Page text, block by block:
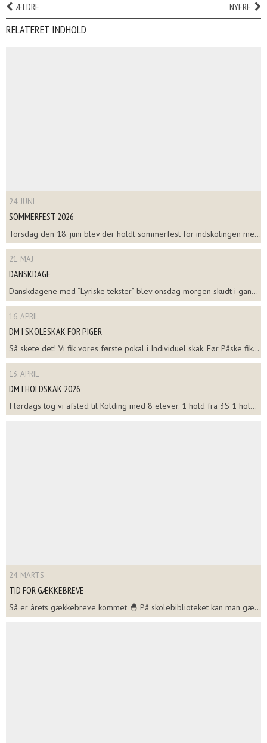
ÆLDRE NYERE
RELATERET INDHOLD
24. JUNI
SOMMERFEST 2026
Torsdag den 18. juni blev der holdt sommerfest for indskolingen me...
21. MAJ
DANSKDAGE
Danskdagene med “Lyriske tekster” blev onsdag morgen skudt i gan...
16. APRIL
DM I SKOLESKAK FOR PIGER
Så skete det! Vi fik vores første pokal i Individuel skak. Før Påske fik...
13. APRIL
DM I HOLDSKAK 2026
I lørdags tog vi afsted til Kolding med 8 elever. 1 hold fra 3S 1 hol...
24. MARTS
TID FOR GÆKKEBREVE
Så er årets gækkebreve kommet 🐣 På skolebiblioteket kan man gæ...